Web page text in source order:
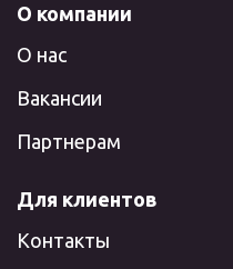
О компании
О нас
Вакансии
Партнерам
Для клиентов
Контакты